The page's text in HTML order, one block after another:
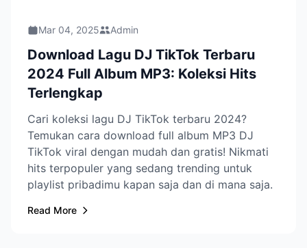
Mar 04, 2025 Admin
Download Lagu DJ TikTok Terbaru
2024 Full Album MP3: Koleksi Hits
Terlengkap
Cari koleksi lagu DJ TikTok terbaru 2024?
Temukan cara download full album MP3 DJ
TikTok viral dengan mudah dan gratis! Nikmati
hits terpopuler yang sedang trending untuk
playlist pribadimu kapan saja dan di mana saja.
Read More